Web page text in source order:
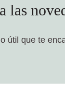
las
útil que te